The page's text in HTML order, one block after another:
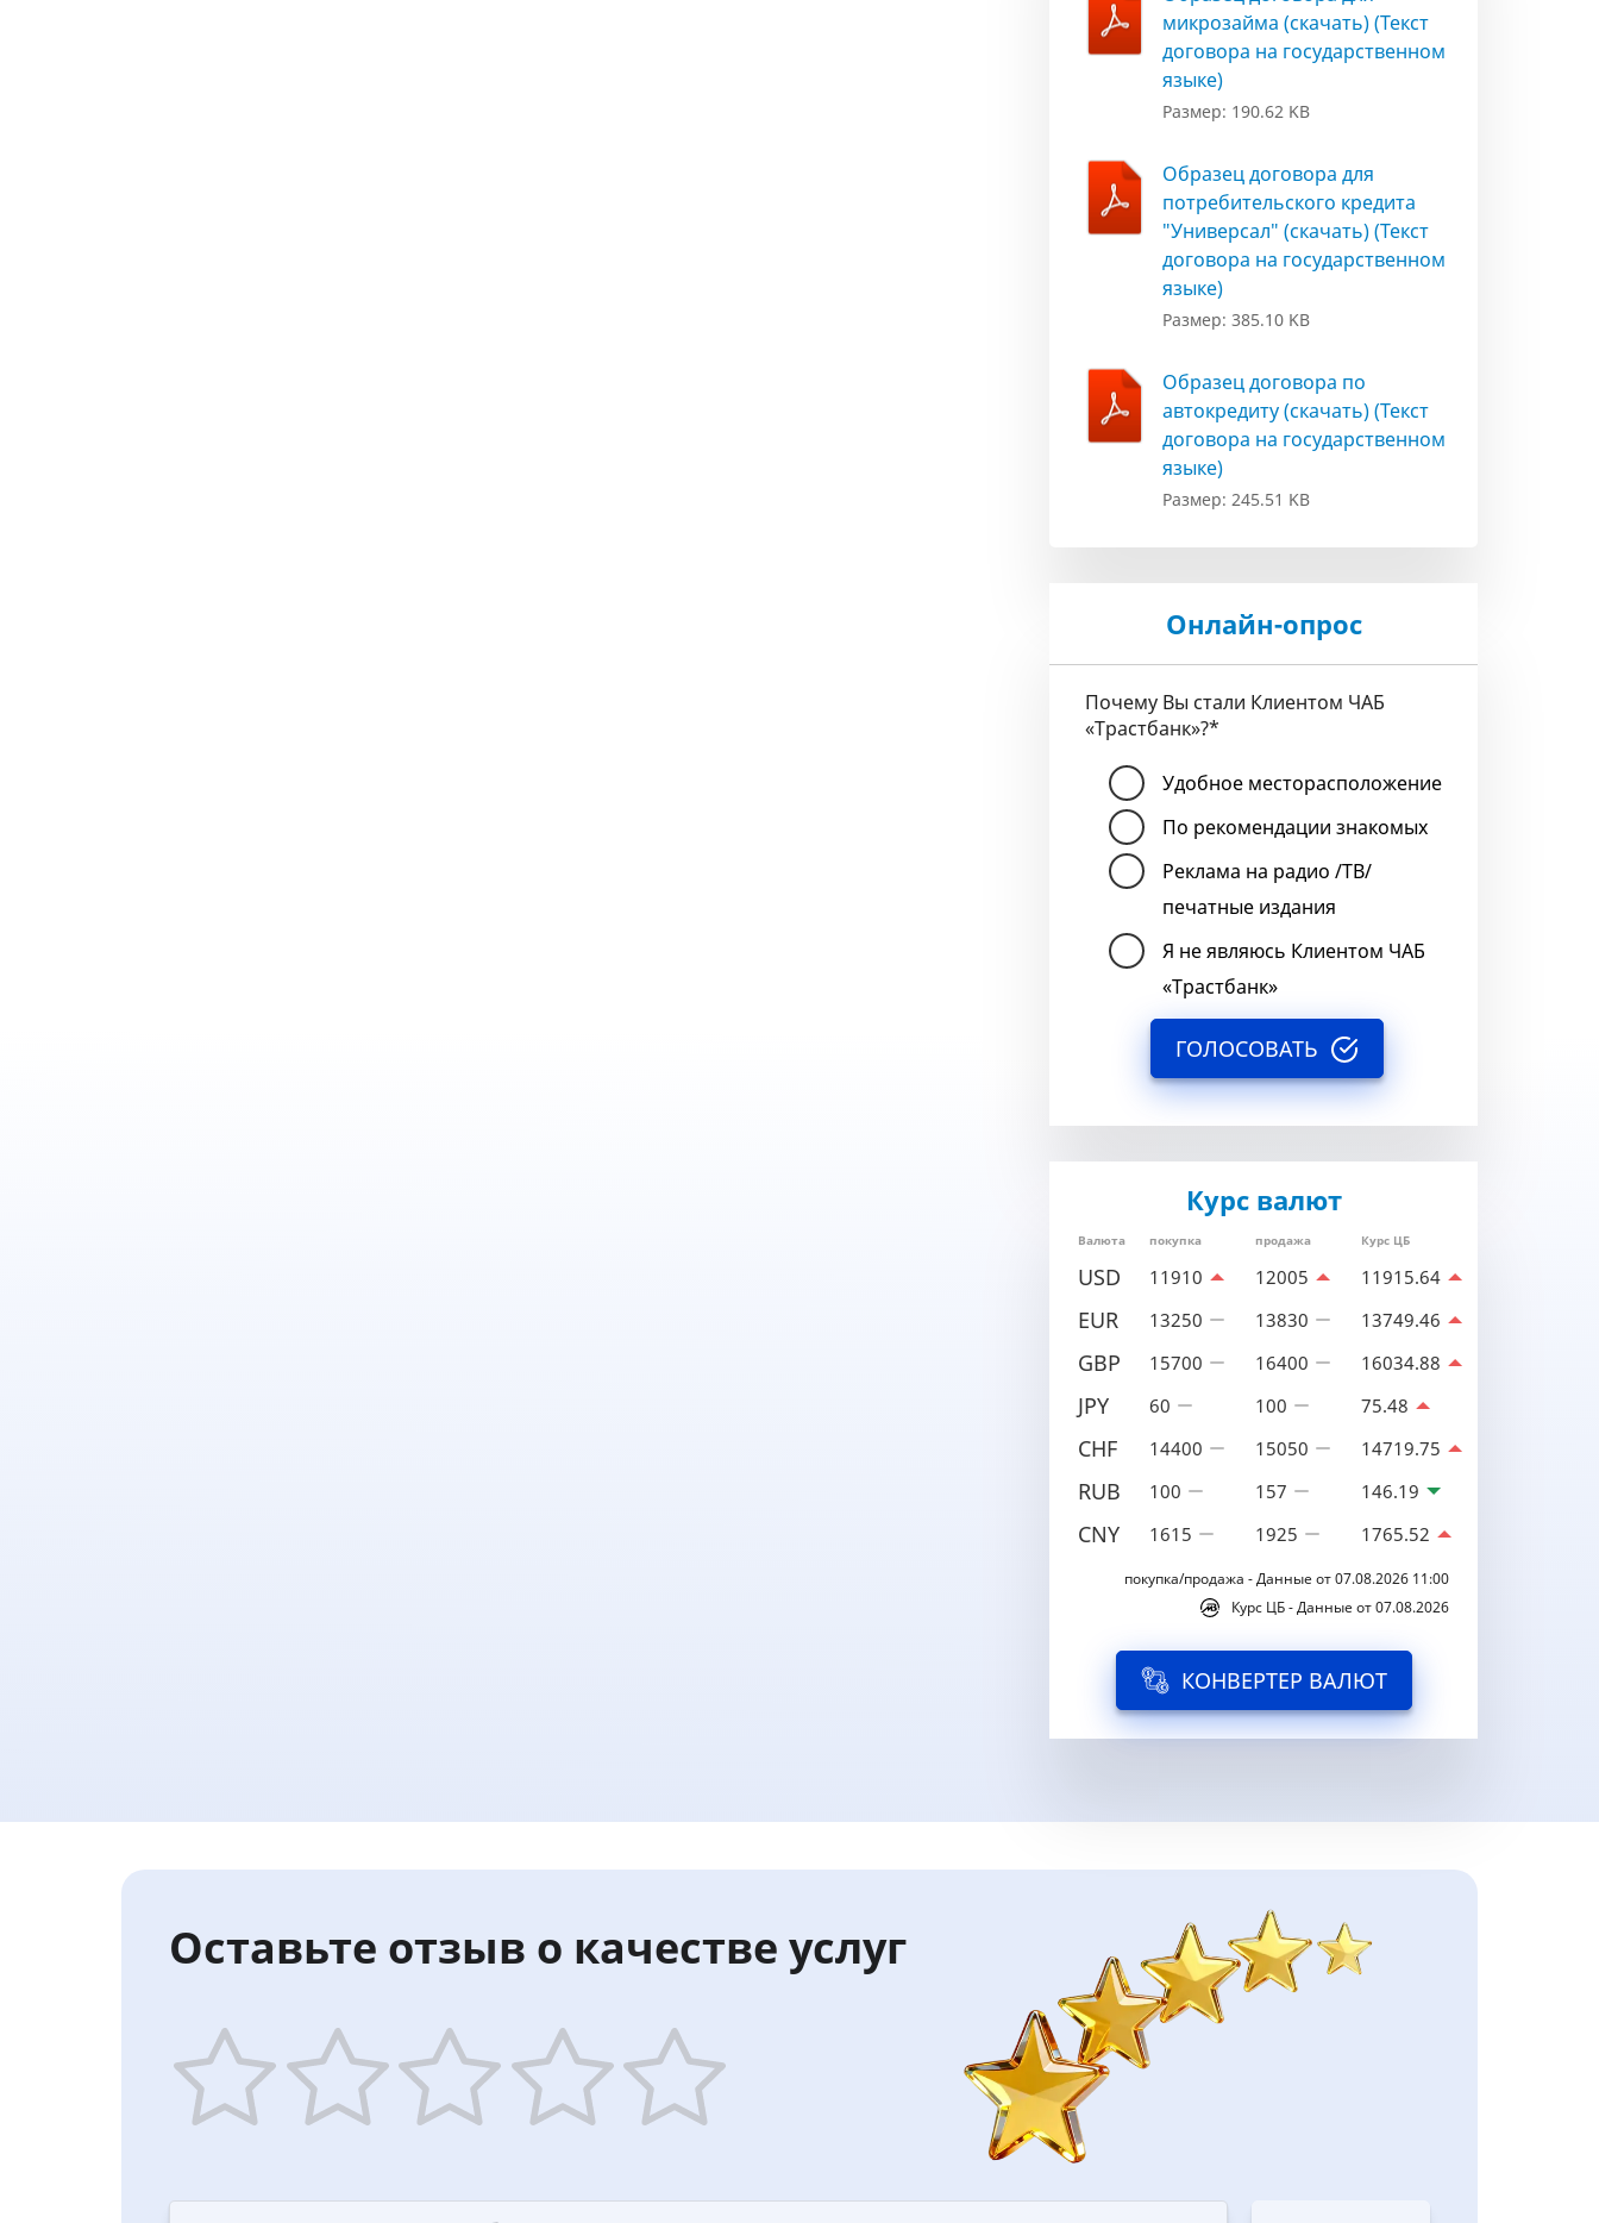
микрозайма (скачать) (Текст
договора на государственном
языке)
Размер: 190.62 KB
Образец договора для
потребительского кредита
"Универсал" (скачать) (Текст
договора на государственном
языке)
Размер: 385.10 KB
Образец договора по
автокредиту (скачать) (Текст
договора на государственном
языке)
Размер: 245.51 KB
Онлайн-опрос
Почему Вы стали Клиентом ЧАБ
«Трастбанк»?*
Удобное месторасположение
По рекомендации знакомых
Реклама на радио /ТВ/
печатные издания
Я не являюсь Клиентом ЧАБ
«Трастбанк»
ГОЛОСОВАТЬ
Курс валют
Валюта покупка продажа Курс ЦБ
USD 11910 12005 11915.64
EUR 13250 13830 13749.46
GBP 15700 16400 16034.88
JPY 60 100 75.48
CHF 14400 15050 14719.75
RUB 100 157 146.19
CNY 1615 1925 1765.52
покупка/продажа - Данные от 07.08.2026 11:00
Курс ЦБ - Данные от 07.08.2026
КОНВЕРТЕР ВАЛЮТ
Оставьте отзыв о качестве услуг